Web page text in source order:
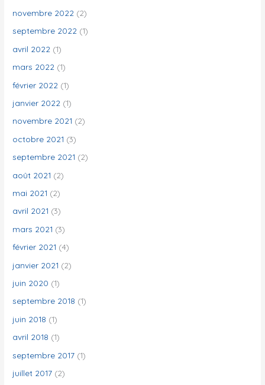
novembre 2022 (2)
septembre 2022 (1)
avril 2022 (1)
mars 2022 (1)
février 2022 (1)
janvier 2022 (1)
novembre 2021 (2)
octobre 2021 (3)
septembre 2021 (2)
août 2021 (2)
mai 2021 (2)
avril 2021 (3)
mars 2021 (3)
février 2021 (4)
janvier 2021 (2)
juin 2020 (1)
septembre 2018 (1)
juin 2018 (1)
avril 2018 (1)
septembre 2017 (1)
juillet 2017 (2)